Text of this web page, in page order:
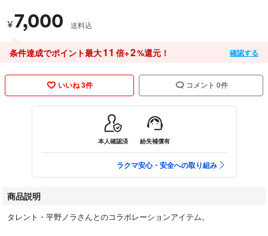
¥7,000 送料込
条件達成でポイント最大11 倍+2%還元！ 確認する
いいね 3件 コメント 0件
本人確認済 紛失補償有
ラクマ安心・安全への取り組み
商品説明
タレント・平野ノラさんとのコラボレーションアイテム。